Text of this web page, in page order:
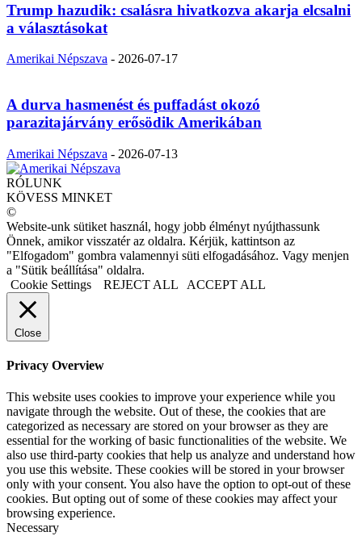
Trump hazudik: csalásra hivatkozva akarja elcsalni
a választásokat
Amerikai Népszava - 2026-07-17
A durva hasmenést és puffadást okozó
parazitajárvány erősödik Amerikában
Amerikai Népszava - 2026-07-13
RÓLUNK
KÖVESS MINKET
©
Website-unk sütiket használ, hogy jobb élményt nyújthassunk
Önnek, amikor visszatér az oldalra. Kérjük, kattintson az
"Elfogadom" gombra valamennyi süti elfogadásához. Vagy menjen
a "Sütik beállítása" oldalra.
Cookie Settings
REJECT ALL ACCEPT ALL
Close
Privacy Overview
This website uses cookies to improve your experience while you
navigate through the website. Out of these, the cookies that are
categorized as necessary are stored on your browser as they are
essential for the working of basic functionalities of the website. We
also use third-party cookies that help us analyze and understand how
you use this website. These cookies will be stored in your browser
only with your consent. You also have the option to opt-out of these
cookies. But opting out of some of these cookies may affect your
browsing experience.
Necessary